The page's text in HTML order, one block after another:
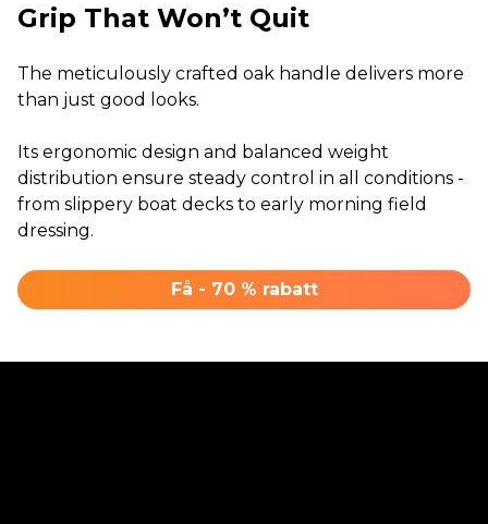
Grip That Won’t Quit
The meticulously crafted oak handle delivers more
than just good looks.
Its ergonomic design and balanced weight
distribution ensure steady control in all conditions -
from slippery boat decks to early morning field
dressing.
Få - 70 % rabatt